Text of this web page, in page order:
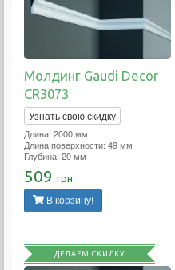
Молдинг Gaudi Decor
CR3073
Узнать свою скидку
Длина: 2000 мм
Длина поверхности: 49 мм
Глубина: 20 мм
509 грн
В корзину!
ДЕЛАЕМ СКИДКУ